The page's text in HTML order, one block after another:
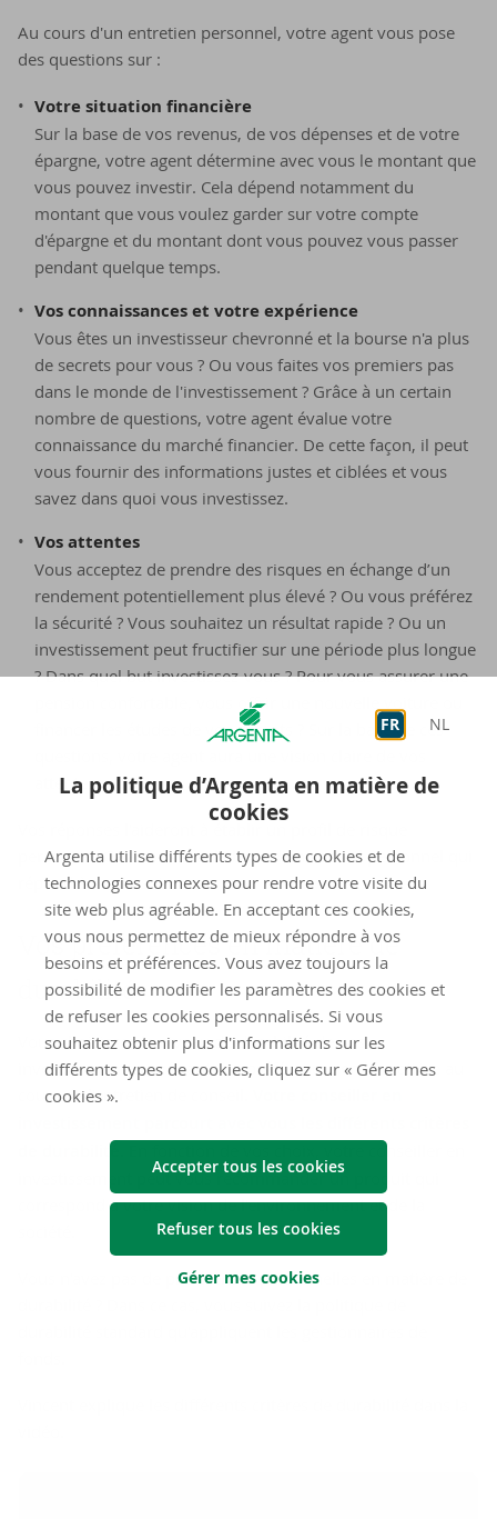
FR NL
La politique d’Argenta en matière de
cookies
Argenta utilise différents types de cookies et de
technologies connexes pour rendre votre visite du
site web plus agréable. En acceptant ces cookies,
vous nous permettez de mieux répondre à vos
besoins et préférences. Vous avez toujours la
possibilité de modifier les paramètres des cookies et
de refuser les cookies personnalisés. Si vous
souhaitez obtenir plus d'informations sur les
différents types de cookies, cliquez sur « Gérer mes
cookies ».
Accepter tous les cookies
Refuser tous les cookies
Gérer mes cookies
Au cours d'un entretien personnel, votre agent vous pose
des questions sur :
Votre situation financière
Sur la base de vos revenus, de vos dépenses et de votre
épargne, votre agent détermine avec vous le montant que
vous pouvez investir. Cela dépend notamment du
montant que vous voulez garder sur votre compte
d'épargne et du montant dont vous pouvez vous passer
pendant quelque temps.
Vos connaissances et votre expérience
Vous êtes un investisseur chevronné et la bourse n'a plus
de secrets pour vous ? Ou vous faites vos premiers pas
dans le monde de l'investissement ? Grâce à un certain
nombre de questions, votre agent évalue votre
connaissance du marché financier. De cette façon, il peut
vous fournir des informations justes et ciblées et vous
savez dans quoi vous investissez.
Vos attentes
Vous acceptez de prendre des risques en échange d’un
rendement potentiellement plus élevé ? Ou vous préférez
la sécurité ? Vous souhaitez un résultat rapide ? Ou un
investissement peut fructifier sur une période plus longue
? Dans quel but investissez-vous ? Pour vous assurer une
pension confortable, vous offrir une nouvelle voiture ou
financer les études de vos enfants ? Sur la base de ces
attentes.
personnel. Cela constitue la base d'un conseil personnel qui
répond à vos besoins.
Vos préférences en matière de
durabilité
Vous choisissez le niveau de durabilité de vos
investissements en fixant vos préférences en la matière au
cours de l'entretien de conseil.
de durabilité.
En fonction de vos choix, votre conseiller en
investissement peut vous recommander un produit qui
correspond à votre vision de l'environnement et de la
Vous n'avez pas de préférences personnelles en matière de